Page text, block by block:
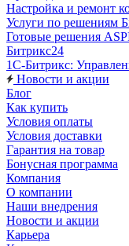
Настройка и ремонт
Услуги по решениям
Готовые решения
Битрикс24
1С-Битрикс:
Новости и акции
Блог
Как купить
Условия оплаты
Условия доставки
Гарантия на товар
Бонусная программа
Компания
О компании
Наши внедрения
Новости и акции
Карьера